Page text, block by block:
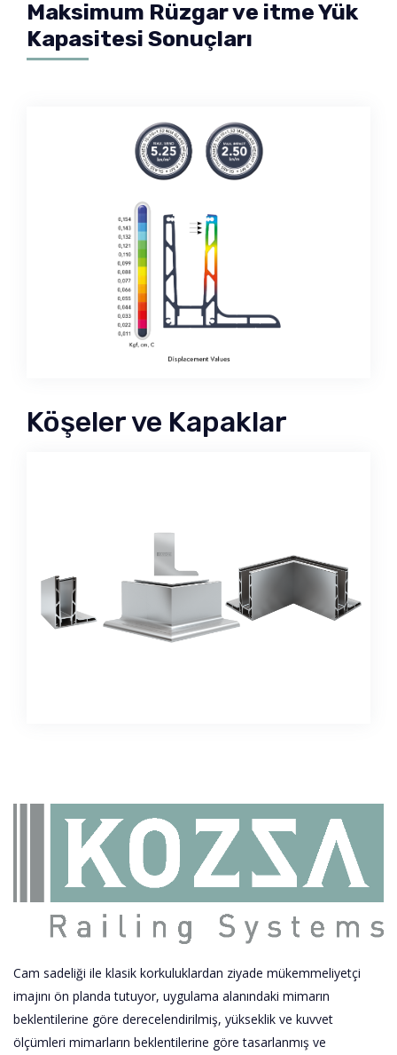
Maksimum Rüzgar ve itme Yük
Kapasitesi Sonuçları
Köşeler ve Kapaklar
Cam sadeliği ile klasik korkuluklardan ziyade mükemmeliyetçi
imajını ön planda tutuyor, uygulama alanındaki mimarın
beklentilerine göre derecelendirilmiş, yükseklik ve kuvvet
ölçümleri mimarların beklentilerine göre tasarlanmış ve